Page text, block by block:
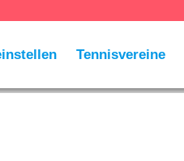
Tennisvereine